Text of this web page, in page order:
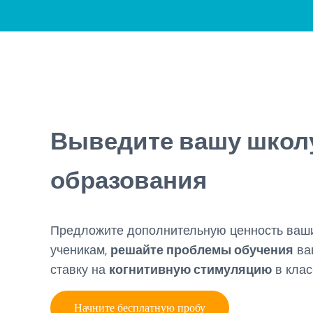
Выведите вашу
образования
Предложите дополнительную ценность
ученикам, решайте проблемы обучения
ставку на когнитивную стимуляцию в
Начните бесплатную пробу